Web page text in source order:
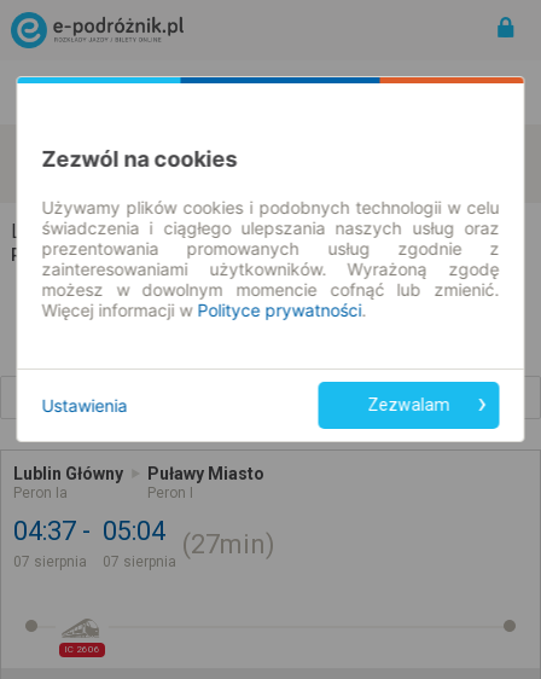
Lublin Puławy
Lublin → Puławy
Rozkład jazdy i bilety
Lublin Główny
Peron Ia
Puławy Miasto
Peron I
04:37
07 sierpnia
05:04
07 sierpnia
27min
IC 2606
Zezwól na cookies
Używamy plików cookies i podobnych technologii w celu
świadczenia i ciągłego ulepszania naszych usług oraz
prezentowania promowanych usług zgodnie z
zainteresowaniami użytkowników. Wyrażoną zgodę
możesz w dowolnym momencie cofnąć lub zmienić.
Więcej informacji w Polityce prywatności.
Ustawienia Zezwalam